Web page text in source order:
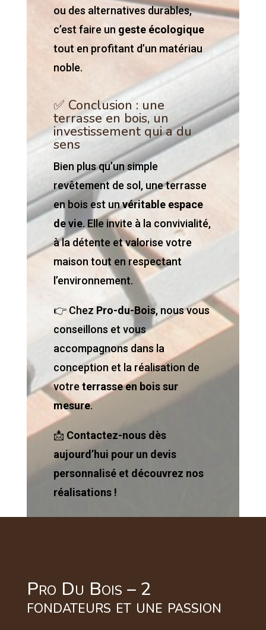
ou des alternatives durables,
c’est faire un geste écologique
tout en profitant d’un matériau
noble.
✅ Conclusion : une
terrasse en bois, un
investissement qui a du
sens
Bien plus qu’un simple
revêtement de sol, une terrasse
en bois est unvéritable espace
de vie. Elle invite à la convivialité,
à la détente et valorise votre
maison tout en respectant
l’environnement.
👉 Chez Pro-du-Bois, nous vous
conseillons et vous
accompagnons dans la
conception et la réalisation de
votreterrasse en bois sur
mesure.
📩 Contactez-nous dès
aujourd’hui pour un devis
personnalisé et découvrez nos
réalisations !
Pro Du Bois – 2
fondateurs et une passion